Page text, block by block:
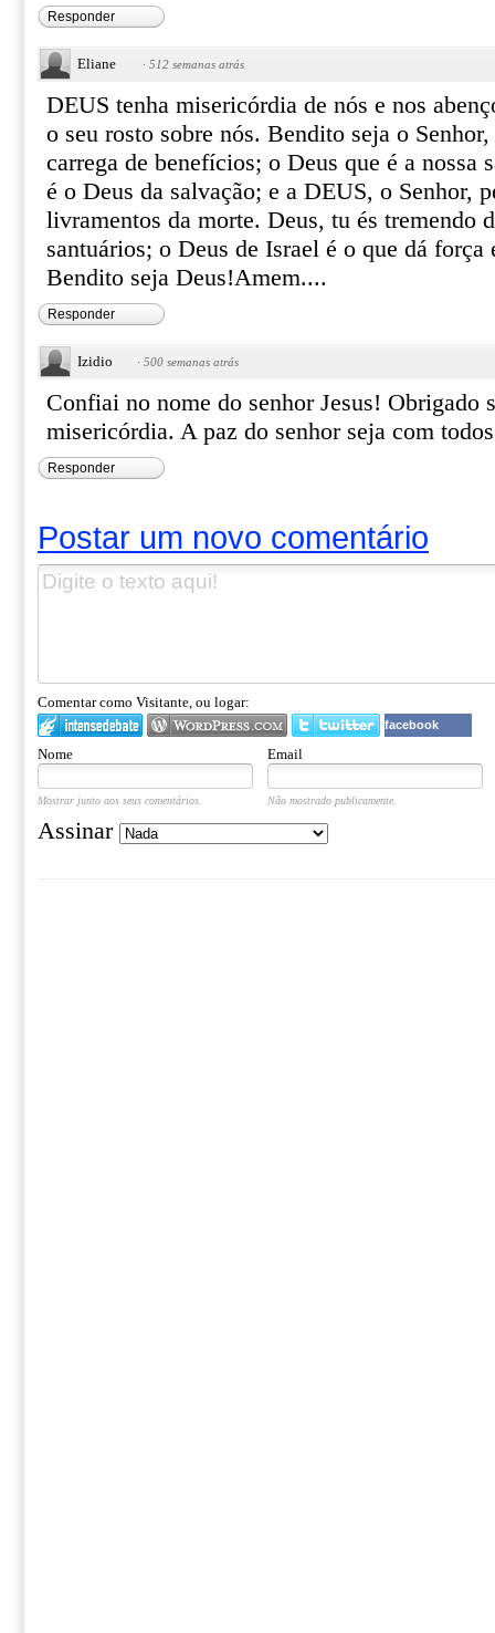
Responder
Eliane · 512 semanas atrás
DEUS tenha misericórdia de nós e nos
o seu rosto sobre nós. Bendito seja o
carrega de benefícios; o Deus que é a nossa
é o Deus da salvação; e a DEUS, o Senhor,
livramentos da morte. Deus, tu és tremendo
santuários; o Deus de Israel é o que dá força
Bendito seja Deus!Amem....
Responder
Izidio · 500 semanas atrás
Confiai no nome do senhor Jesus! Obrigado
misericórdia. A paz do senhor seja com
Responder
Postar um novo comentário
Comentar como Visitante, ou logar:
facebook
Nome Email
Mostrar junto aos seus comentários. Não mostrado publicamente.
Assinar